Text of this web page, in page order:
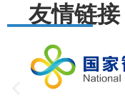
友情链接